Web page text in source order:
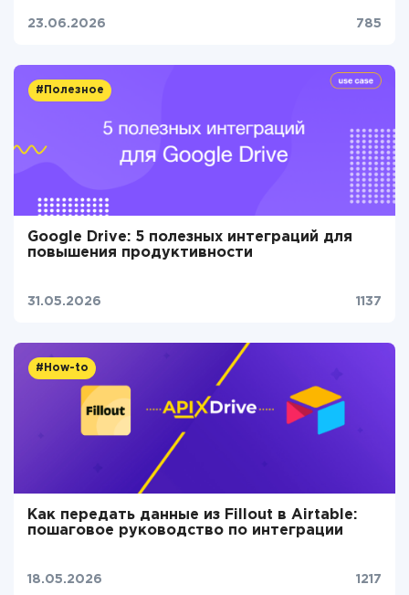
23.06.2026 785
#Полезное
Google Drive: 5 полезных интеграций для
повышения продуктивности
31.05.2026 1137
#How-to
Как передать данные из Fillout в Airtable:
пошаговое руководство по интеграции
18.05.2026 1217